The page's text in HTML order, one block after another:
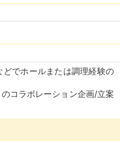
どでホールまたは調理経験の
コラボレーション企画/立案